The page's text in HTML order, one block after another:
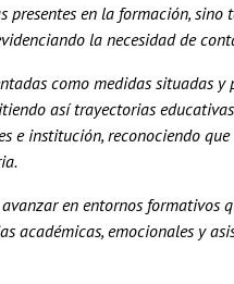
en la formación,
la necesidad de
como medidas situadas
así trayectorias
e institución, reconociendo
en entornos formativos
académicas, emocionales y